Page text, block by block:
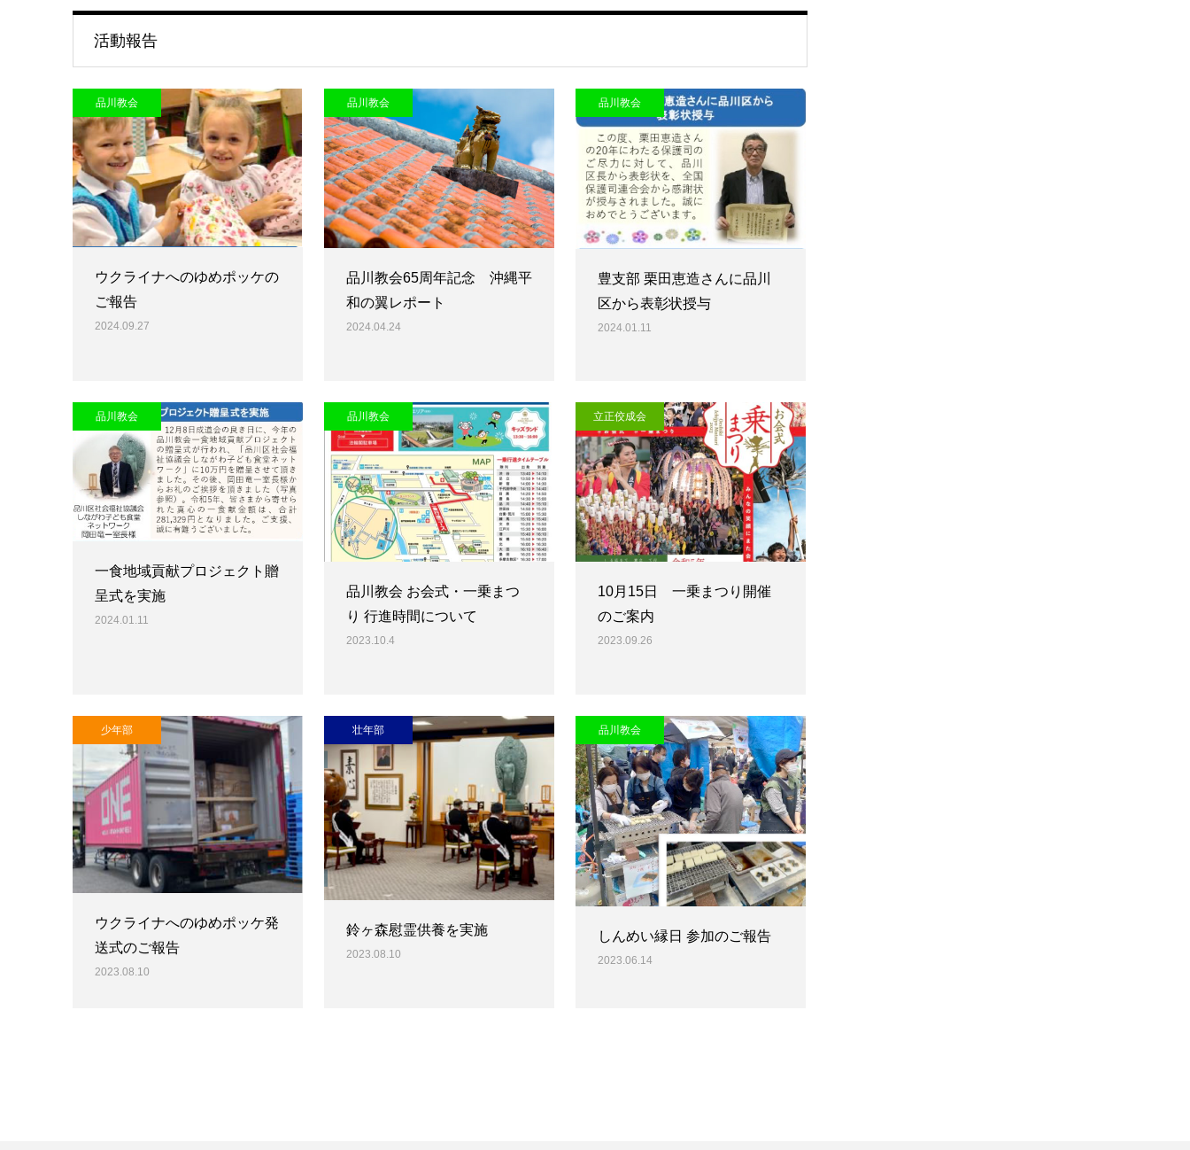
活動報告
品川教会
ウクライナへのゆめポッケの
ご報告
2024.09.27
品川教会
品川教会65周年記念 沖縄平
和の翼レポート
2024.04.24
品川教会
豊支部 栗田恵造さんに品川
区から表彰状授与
2024.01.11
品川教会
一食地域貢献プロジェクト贈
呈式を実施
2024.01.11
品川教会
品川教会 お会式・一乗まつ
り 行進時間について
2023.10.4
立正佼成会
10月15日 一乗まつり開催
のご案内
2023.09.26
少年部
ウクライナへのゆめポッケ発
送式のご報告
2023.08.10
壮年部
鈴ヶ森慰霊供養を実施
2023.08.10
品川教会
しんめい縁日 参加のご報告
2023.06.14